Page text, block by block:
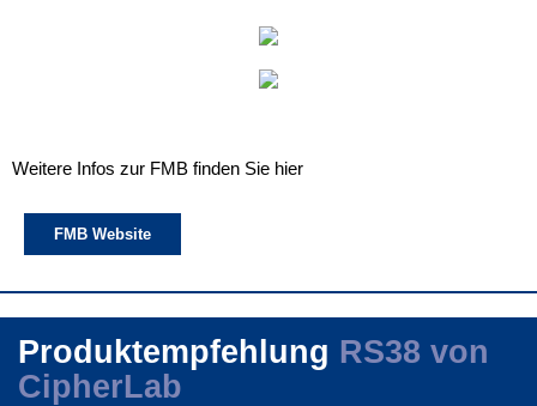
Weitere Infos zur FMB finden Sie hier
FMB Website
Produktempfehlung RS38 von
CipherLab